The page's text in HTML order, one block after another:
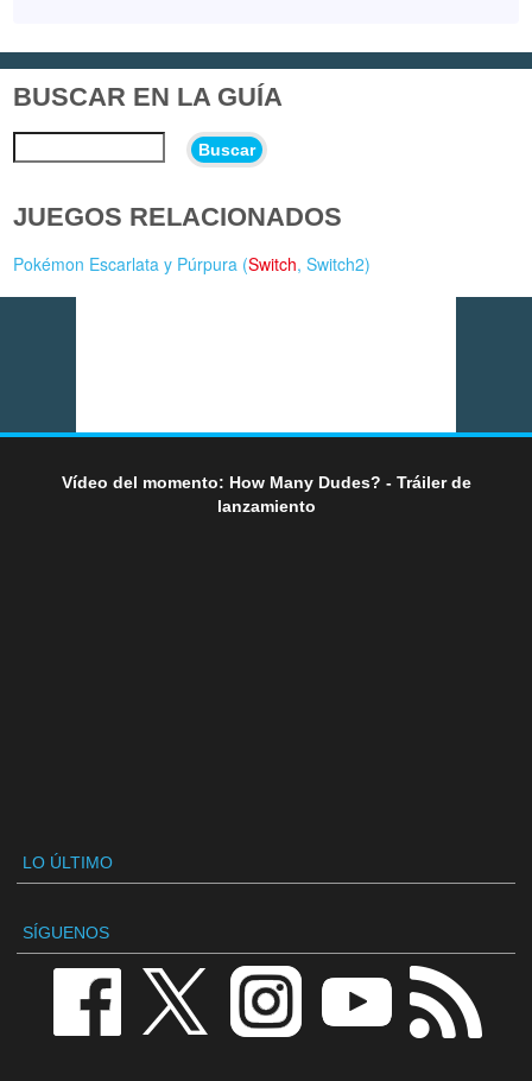
BUSCAR EN LA GUÍA
Buscar
JUEGOS RELACIONADOS
Pokémon Escarlata y Púrpura (Switch,Switch2)
Vídeo del momento: How Many Dudes? - Tráiler de
lanzamiento
LO ÚLTIMO
SÍGUENOS